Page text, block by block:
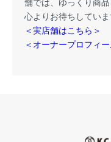
心よりお待ちしていま
＜実店舗はこちら＞
＜オーナープロフィ